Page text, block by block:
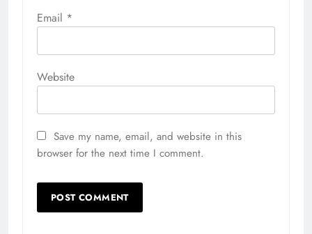
Email *
Website
Save my name, email, and website in this
browser for the next time I comment.